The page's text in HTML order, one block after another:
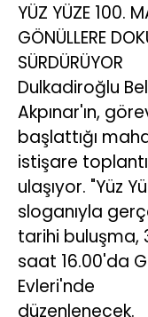
YÜZ YÜZE 100.
GÖNÜLLERE
SÜRDÜRÜYOR
Dulkadiroğlu
Akpınar'ın,
başlattığı
istişare
ulaşıyor. "Yüz
sloganıyla
tarihi buluşma,
saat 16.00'da
Evleri'nde
düzenlenecek.